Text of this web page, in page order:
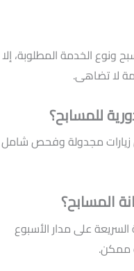
ونوع الخدمة المطلوبة، إلا
لا تضاهى.
للمسابح؟
زيارات مجدولة وفحص شامل
المسابح؟
السريعة على مدار الأسبوع
ممكن.